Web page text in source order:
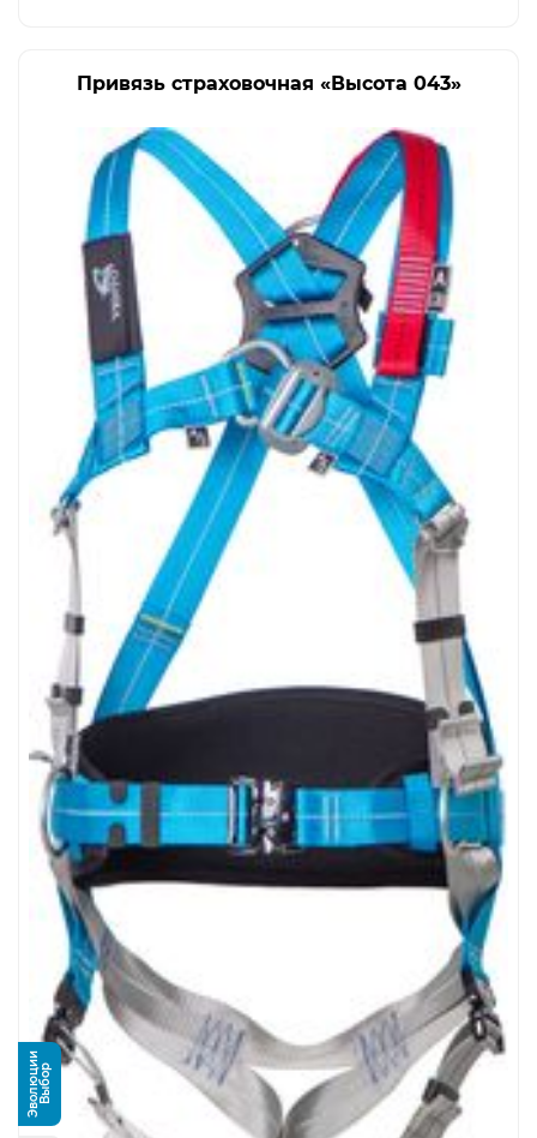
Привязь страховочная «Высота 043»
В
ы
б
о
р
Э
в
о
л
ю
ц
и
и